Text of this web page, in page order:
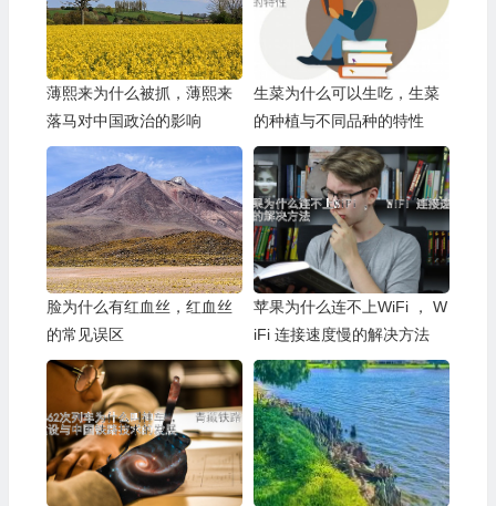
薄熙来为什么被抓，薄熙来
落马对中国政治的影响
生菜为什么可以生吃，生菜
的种植与不同品种的特性
脸为什么有红血丝，红血丝
的常见误区
苹果为什么连不上WiFi ， W
iFi 连接速度慢的解决方法